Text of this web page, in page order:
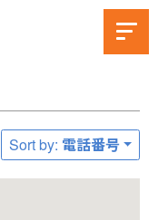
Sort by: 電話番号